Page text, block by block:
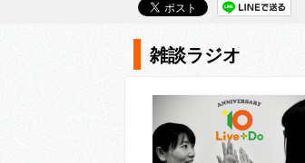
雑談ラジオ